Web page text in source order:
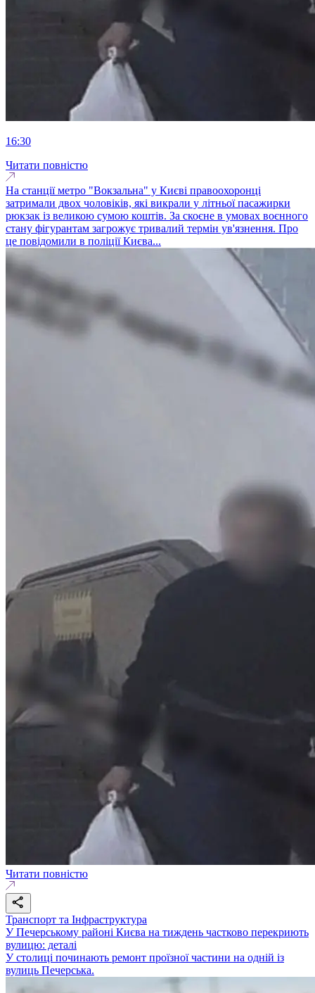
16:30
Читати повністю
На станції метро "Вокзальна" у Києві правоохоронці
затримали двох чоловіків, які викрали у літньої пасажирки
рюкзак із великою сумою коштів. За скоєне в умовах воєнного
стану фігурантам загрожує тривалий термін ув'язнення. Про
це повідомили в поліції Києва...
Читати повністю
Транспорт та Інфраструктура
У Печерському районі Києва на тиждень частково перекриють
вулицю: деталі
У столиці починають ремонт проїзної частини на одній із
вулиць Печерська.